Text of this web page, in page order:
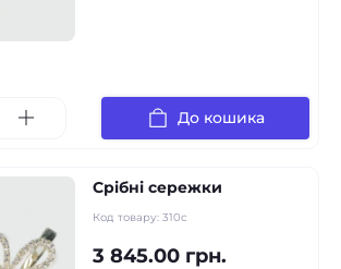
До кошика
Срібні сережки
Код товару: 310с
3 845.00 грн.